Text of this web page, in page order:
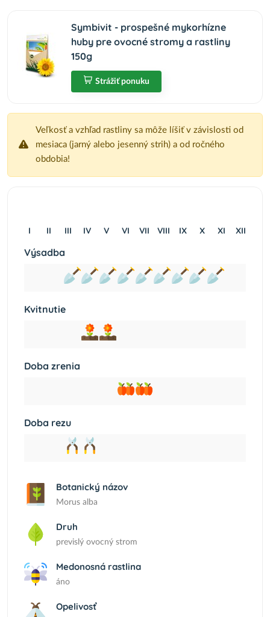
Symbivit - prospešné mykorhízne
huby pre ovocné stromy a rastliny
150g
Strážiť ponuku
Veľkosť a vzhľad rastliny sa môže líšiť v závislosti od
mesiaca (jarný alebo jesenný strih) a od ročného
obdobia!
I II III IV V VI VII VIII IX X XI XII
Výsadba
Kvitnutie
Doba zrenia
Doba rezu
Botanický názov
Morus alba
Druh
previslý ovocný strom
Medonosná rastlina
áno
Opelivosť